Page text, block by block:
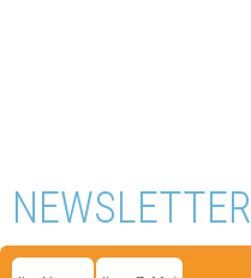
NEWSLETTER